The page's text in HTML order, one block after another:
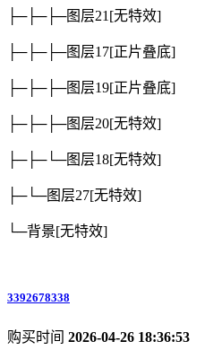
├─├─├─图层21 [无特效]
├─├─├─图层17[正片叠底]
├─├─├─图层19[正片叠底]
├─├─├─图层20[无特效]
├─├─└─图层18[无特效]
├─└─图层27[无特效]
└─背景[无特效]
3392678338
购买时间 2026-04-26 18:36:53